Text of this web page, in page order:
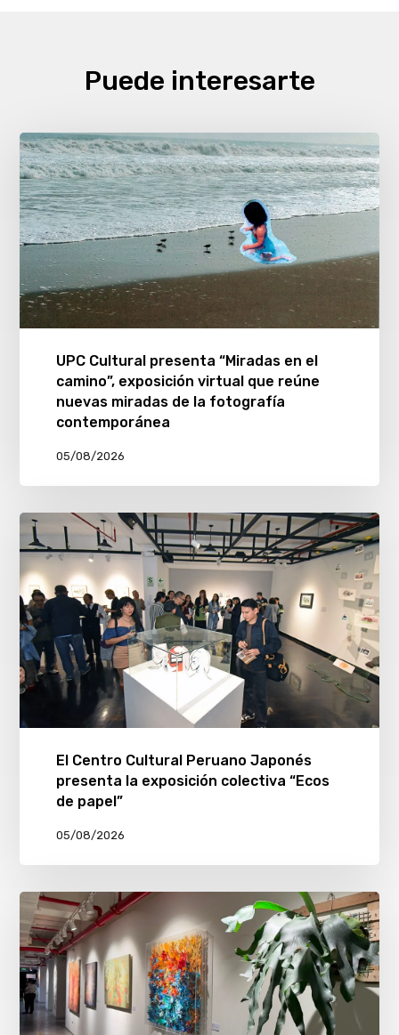
Puede interesarte
UPC Cultural presenta “Miradas en el
camino”, exposición virtual que reúne
nuevas miradas de la fotografía
contemporánea
05/08/2026
El Centro Cultural Peruano Japonés
presenta la exposición colectiva “Ecos
de papel”
05/08/2026